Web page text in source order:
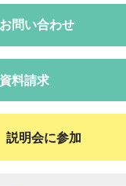
お問い合わせ
資料請求
説明会に参加